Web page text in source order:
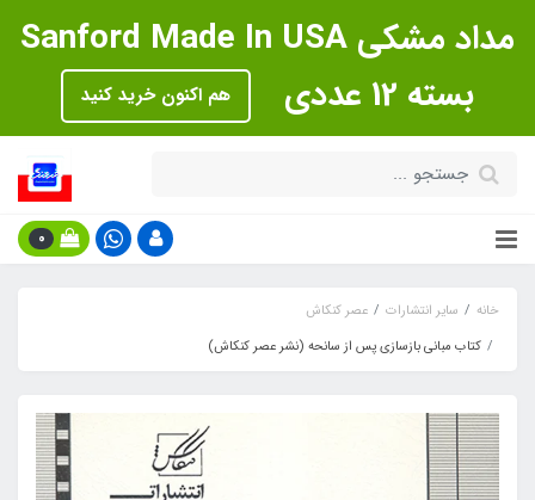
مداد مشکی Sanford Made In USA
بسته 12 عددی
هم اکنون خرید کنید
0
خانه سایر انتشارات
عصر کنکاش
کتاب مبانی بازسازی پس از سانحه (نشر عصر کنکاش)